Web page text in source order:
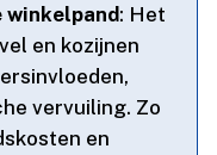
winkelpand: Het
en kozijnen
vervuiling.​ Zo
en